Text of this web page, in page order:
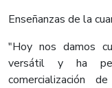
Enseñanzas de la
"Hoy nos damos
versátil y ha
comercialización